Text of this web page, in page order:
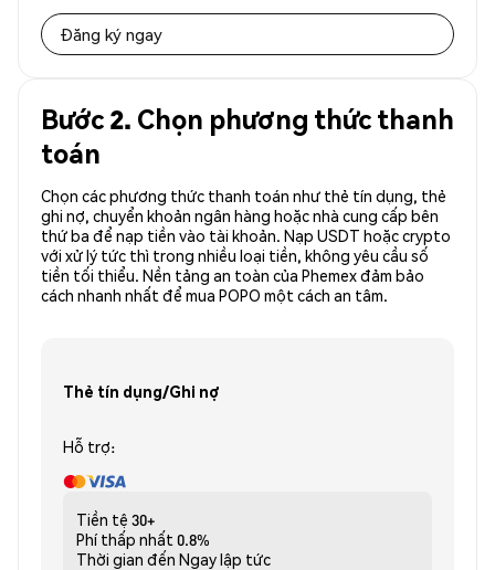
Đăng ký ngay
Bước 2. Chọn phương thức thanh
toán
Chọn các phương thức thanh toán như thẻ tín dụng, thẻ
ghi nợ, chuyển khoản ngân hàng hoặc nhà cung cấp bên
thứ ba để nạp tiền vào tài khoản. Nạp USDT hoặc crypto
với xử lý tức thì trong nhiều loại tiền, không yêu cầu số
tiền tối thiểu. Nền tảng an toàn của Phemex đảm bảo
cách nhanh nhất để mua POPO một cách an tâm.
Thẻ tín dụng/Ghi nợ
Hỗ trợ:
Tiền tệ 30+
Phí thấp nhất 0.8%
Thời gian đến Ngay lập tức